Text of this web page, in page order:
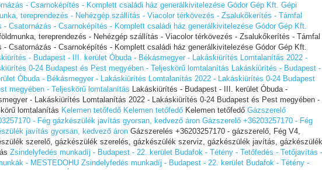
- Csarnoképítés - Komplett családi ház generálkivitelezése Gódor Gép Kft. Gépi
tereprendezés - Nehézgép szállítás - Viacolor térkövezés - Zsalukőkerítés - Támfal
- Csatornázás - Csarnoképítés - Komplett családi ház generálkivitelezése Gódor Gép Kft.
tereprendezés - Nehézgép szállítás - Viacolor térkövezés - Zsalukőkerítés - Támfal
- Csatornázás - Csarnoképítés - Komplett családi ház generálkivitelezése Gódor Gép Kft.
- Budapest - III. kerület Óbuda - Békásmegyer - Lakáskiürítés Lomtalanítás‎ 2022 -
0-24 Budapest és Pest megyében‎ - Teljeskörű lomtalanítás Lakáskiürítés - Budapest -
Óbuda - Békásmegyer - Lakáskiürítés Lomtalanítás‎ 2022 - Lakáskiürítés 0-24 Budapest
megyében‎ - Teljeskörű lomtalanítás Lakáskiürítés - Budapest - III. kerület Óbuda -
- Lakáskiürítés Lomtalanítás‎ 2022 - Lakáskiürítés 0-24 Budapest és Pest megyében‎ -
lomtalanítás Kelemen tetőfedő Kelemen tetőfedő Kelemen tetőfedő Gázszerelő
- Fég gázkészülék javítás gyorsan, kedvező áron Gázszerelő +36203257170 - Fég
javítás gyorsan, kedvező áron Gázszerelés +36203257170 - gázszerelő, Fég V4,
szerelő, gázkészülék szerelés, gázkészülék szerviz, gázkészülék javítás, gázkészülék
Zsindelyfedés munkadíj - Budapest - 22. kerület Budafok - Tétény - Tetőfedés - Tetőjavítás -
- MESTEDOHU Zsindelyfedés munkadíj - Budapest - 22. kerület Budafok - Tétény -